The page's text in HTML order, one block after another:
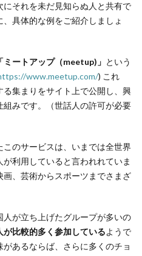
それを未だ見知らぬ人と共有で
具体的な例をご紹介しましょ
「ミートアップ（meetup)」 という
www.meetup.com/) これ
集まりをサイト上で公開し、興
みです。（世話人の許可が必要
のサービスは、いまでは全世界
利用していると言われれていま
、芸術からスポーツまでさまざ
が立ち上げたグループが多いの
が比較的多く参加しているようで
あるならば、さらに多くのチョ